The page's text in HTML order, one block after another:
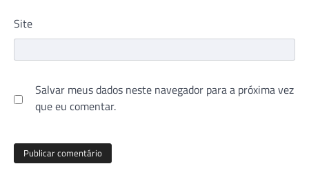
Site
Salvar meus dados neste navegador para a próxima vez
que eu comentar.